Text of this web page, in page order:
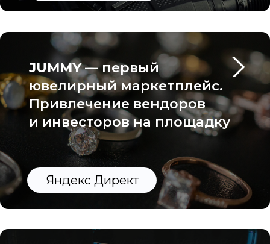
Лендинг для
аккумуляторной
компании
Сайты
Лендинг для